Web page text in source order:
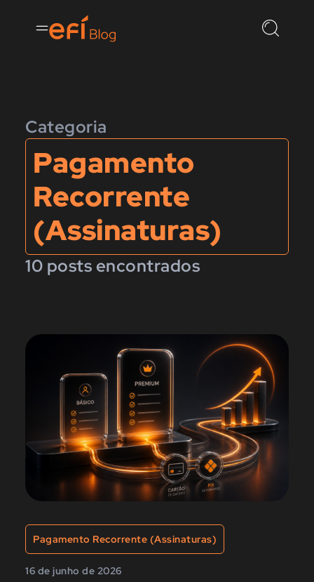
Categoria
Pagamento
Recorrente
(Assinaturas)
10 posts encontrados
Pagamento Recorrente (Assinaturas)
16 de junho de 2026